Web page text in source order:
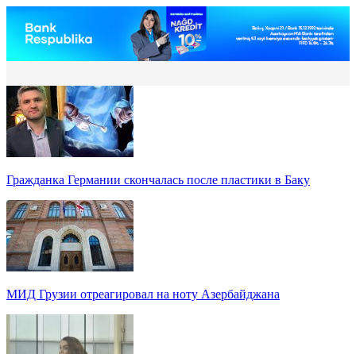
Гражданка Германии скончалась после пластики в Баку
МИД Грузии отреагировал на ноту Азербайджана